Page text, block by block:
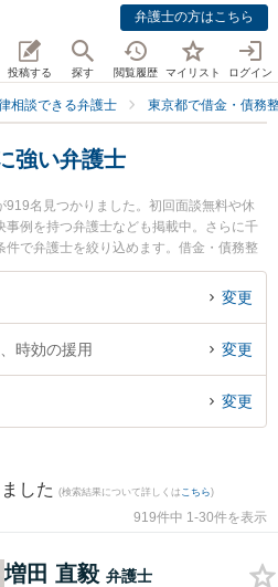
弁護士の方はこちら
投稿する 探す 閲覧履歴 マイリスト ログイン
相談できる弁護士 東京都で借金・債務
強い弁護士
名見つかりました。初回面談無料や休
事例を持つ弁護士なども掲載中。さらに千
で弁護士を絞り込めます。借金・債務整
クレジット会社の債務整理、リボ払いの
み検索もでき便利です。特にプラッサ法律
『東京都で土日や夜間に発生した時効の援
したい』『時効の援用のトラブル解決の
い』『初回相談無料で時効の援用を法律相
変更
時効の援用 変更
変更
した (検索結果について詳しくは こちら)
919件中 1-30件を表示
増田 直毅 弁護士